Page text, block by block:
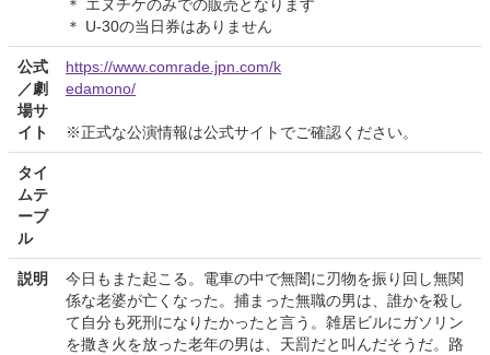
＊ エヌチケのみでの販売となります
＊ U-30の当日券はありません
公式
／劇
場サ
イト
https://www.comrade.jpn.com/k
edamono/
※正式な公演情報は公式サイトでご確認ください。
タイ
ムテ
ーブ
ル
説明
今日もまた起こる。電車の中で無闇に刃物を振り回し無関
係な老婆が亡くなった。捕まった無職の男は、誰かを殺し
て自分も死刑になりたかったと言う。雑居ビルにガソリン
を撒き火を放った老年の男は、天罰だと叫んだそうだ。路